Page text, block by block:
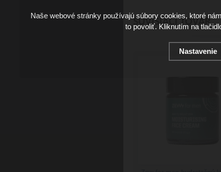
SÚVISIACI TOVAR
Naše webové stránky používajú súbory cookies, ktoré
to povoliť. Kliknutím na
Nastavenie